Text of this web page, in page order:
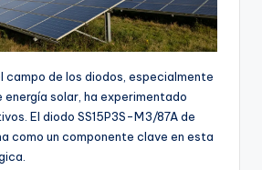
campo de los diodos, especialmente
energía solar, ha experimentado
El diodo SS15P3S-M3/87A de
como un componente clave en esta